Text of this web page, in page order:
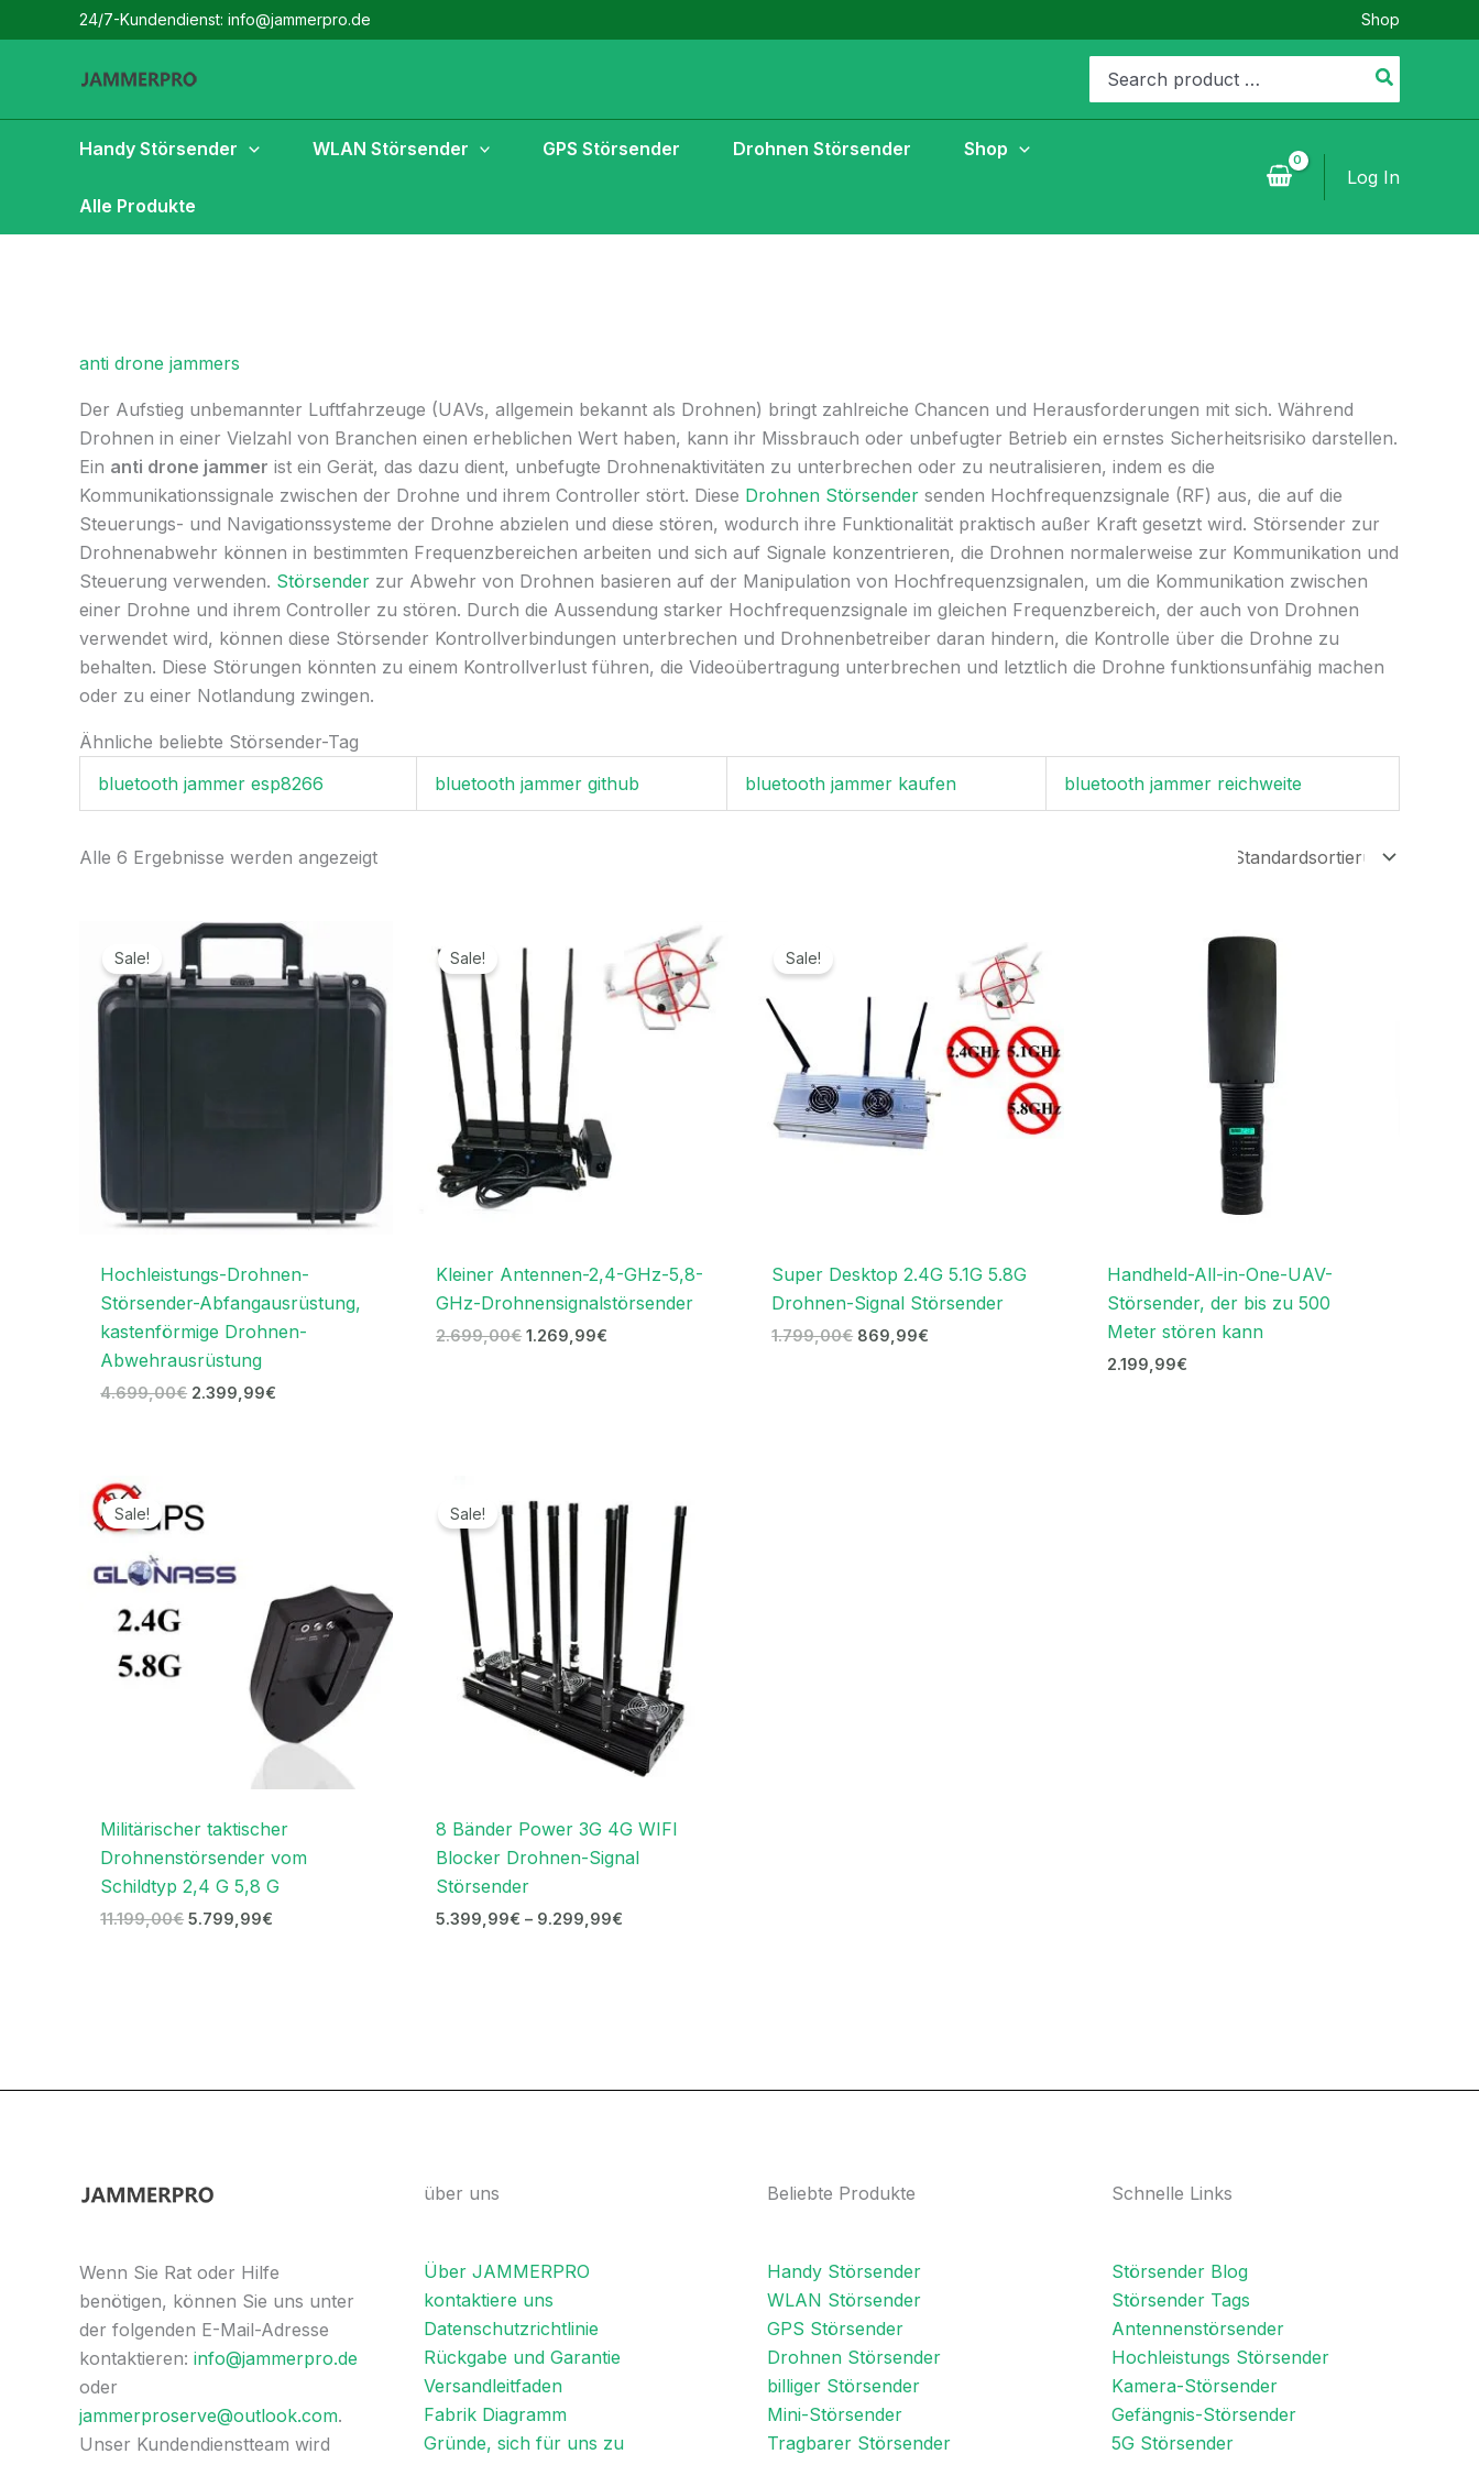
Inhalt
24/7-Kundendienst: info@jammerpro.de Shop
for:
Handy Störsender WLAN Störsender GPS Störsender Drohnen Störsender Shop
Alle Produkte
Log In
anti drone jammers
Der Aufstieg unbemannter Luftfahrzeuge (UAVs, allgemein bekannt als Drohnen) bringt zahlreiche Chancen und Herausforderungen mit sich. Während
Drohnen in einer Vielzahl von Branchen einen erheblichen Wert haben, kann ihr Missbrauch oder unbefugter Betrieb ein ernstes Sicherheitsrisiko darstellen.
Ein anti drone jammer ist ein Gerät, das dazu dient, unbefugte Drohnenaktivitäten zu unterbrechen oder zu neutralisieren, indem es die
Kommunikationssignale zwischen der Drohne und ihrem Controller stört. Diese Drohnen Störsender senden Hochfrequenzsignale (RF) aus, die auf die
Steuerungs- und Navigationssysteme der Drohne abzielen und diese stören, wodurch ihre Funktionalität praktisch außer Kraft gesetzt wird. Störsender zur
Drohnenabwehr können in bestimmten Frequenzbereichen arbeiten und sich auf Signale konzentrieren, die Drohnen normalerweise zur Kommunikation und
Steuerung verwenden. Störsender zur Abwehr von Drohnen basieren auf der Manipulation von Hochfrequenzsignalen, um die Kommunikation zwischen
einer Drohne und ihrem Controller zu stören. Durch die Aussendung starker Hochfrequenzsignale im gleichen Frequenzbereich, der auch von Drohnen
verwendet wird, können diese Störsender Kontrollverbindungen unterbrechen und Drohnenbetreiber daran hindern, die Kontrolle über die Drohne zu
behalten. Diese Störungen könnten zu einem Kontrollverlust führen, die Videoübertragung unterbrechen und letztlich die Drohne funktionsunfähig machen
oder zu einer Notlandung zwingen.
Ähnliche beliebte Störsender-Tag
bluetooth jammer esp8266
bluetooth jammer github bluetooth jammer kaufen bluetooth jammer reichweite
Alle 6 Ergebnisse werden angezeigt
Sale!
Hochleistungs-Drohnen-
Störsender-Abfangausrüstung,
kastenförmige Drohnen-
Abwehrausrüstung
4.699,00€
Ursprünglicher
Preis
war:
4.699,00€
2.399,99€
Aktueller
Preis
ist:
2.399,99€.
Sale!
Kleiner Antennen-2,4-GHz-5,8-
GHz-Drohnensignalstörsender
2.699,00€
Preis
2.699,00€
1.269,99€
Aktueller
Preis
ist:
1.269,99€.
Sale!
Super Desktop 2.4G 5.1G 5.8G
Drohnen-Signal Störsender
1.799,00€ 869,99€
869,99€.
Handheld-All-in-One-UAV-
Störsender, der bis zu 500
Meter stören kann
2.199,99€
Sale!
Militärischer taktischer
Drohnenstörsender vom
Schildtyp 2,4 G 5,8 G
11.199,00€
Preis
war:
5.799,99€
Sale!
8 Bänder Power 3G 4G WIFI
Blocker Drohnen-Signal
Störsender
5.399,99€ – 9.299,99€
5.399,99€
bis
9.299,99€
Wenn Sie Rat oder Hilfe
benötigen, können Sie uns unter
der folgenden E-Mail-Adresse
kontaktieren: info@jammerpro.de
oder
jammerproserve@outlook.com.
Unser Kundendienstteam wird
über uns
Über JAMMERPRO
kontaktiere uns
Datenschutzrichtlinie
Rückgabe und Garantie
Versandleitfaden
Fabrik Diagramm
Gründe, sich für uns zu
Beliebte Produkte
Handy Störsender
WLAN Störsender
GPS Störsender
Drohnen Störsender
billiger Störsender
Mini-Störsender
Tragbarer Störsender
Schnelle Links
Störsender Blog
Störsender Tags
Antennenstörsender
Hochleistungs Störsender
Kamera-Störsender
Gefängnis-Störsender
5G Störsender